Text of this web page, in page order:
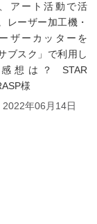
アート活動で活
レーザー加工機・
ザーカッターを
サブスク」で利用し
想は？ STAR
様
2022年06月14日